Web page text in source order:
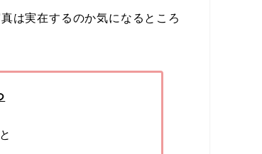
は実在するのか気になるところ